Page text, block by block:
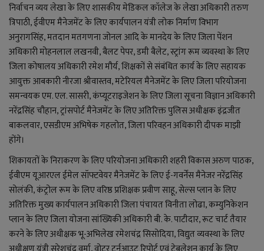
निर्वाचन व्यय लेखा के लिए शासकीय मेडिकल कॉलेज के लेखा अधिकारी तरुण
त्रिपाठी, ईवीएम मैनेजमेंट के लिए कार्यपालन यंत्री लोक निर्माण विभाग
अनुरागसिंह, मतदान मतगणना जोनल आदि के मानदेय के लिए जिला पेंशन
अधिकारी मोहनलाल लखनवी, बैलट पेपर, डमी बैलेट, स्ट्रांग रूम व्यवस्था के लिए
जिला कोषालय अधिकारी रमेश मौर्य, शिक्षकों से संबंधित कार्य के लिए सहायक
आयुक्त आबकारी नीरजा श्रीवास्तव, मटेरियल मैनेजमेंट के लिए जिला परियोजना
समन्वयक एम. एल. सासरी, कंप्यूटराइजेशन के लिए जिला सूचना विज्ञान अधिकारी
नरेंद्रसिंह चौहान, ट्रांसपोर्ट मैनेजमेंट के लिए अतिरिक्त पुलिस अधीक्षक इंद्रजीत
बाकलवार, एसडीएम अभिषेक गहलोत, जिला परिवहन अधिकारी दीपक माझी
होंगे।
शिकायतों के निराकरण के लिए परियोजना अधिकारी शहरी विकास अरुण पाठक,
ईवीएम यूआरएल ईमेल सॉफ्टवेयर मैनेजमेंट के लिए ई-गवर्नेंस मैनेजर नरेंद्रसिंह
सोलंकी, कंट्रोल रूम के लिए वरिष्ठ प्रशिक्षक प्रवीण साहू, सेल्स प्लान के लिए
अतिरिक्त मुख्य कार्यपालनअधिकारी जिला पंचायत विनीता लोढा, कम्युनिकेशन
प्लान के लिए जिला योजना सांख्यिकी अधिकारी बी. के. पाटीदार, रूट चार्ट तैयार
करने के लिए अधीक्षक भू-अभिलेख रमेशचंद्र सिसोदिया, विद्युत व्यवस्था के लिए